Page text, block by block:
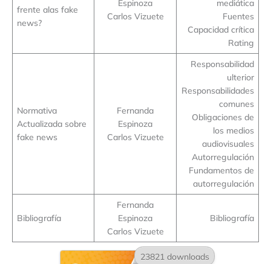
frente alas fake
news?
Espinoza
Carlos Vizuete
mediática
Fuentes
Capacidad crítica
Rating
Normativa
Actualizada sobre
fake news
Fernanda
Espinoza
Carlos Vizuete
Responsabilidad
ulterior
Responsabilidades
comunes
Obligaciones de
los medios
audiovisuales
Autorregulación
Fundamentos de
autorregulación
Bibliografía
Fernanda
Espinoza
Carlos Vizuete
Bibliografía
23821 downloads